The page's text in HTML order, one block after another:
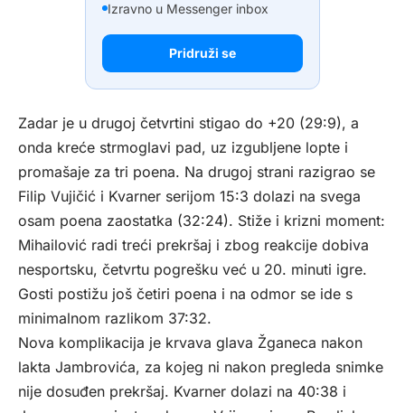
Izravno u Messenger inbox
Pridruži se
Zadar je u drugoj četvrtini stigao do +20 (29:9), a
onda kreće strmoglavi pad, uz izgubljene lopte i
promašaje za tri poena. Na drugoj strani razigrao se
Filip Vujičić i Kvarner serijom 15:3 dolazi na svega
osam poena zaostatka (32:24). Stiže i krizni moment:
Mihailović radi treći prekršaj i zbog reakcije dobiva
nesportsku, četvrtu pogrešku već u 20. minuti igre.
Gosti postižu još četiri poena i na odmor se ide s
minimalnom razlikom 37:32.
Nova komplikacija je krvava glava Žganeca nakon
lakta Jambrovića, za kojeg ni nakon pregleda snimke
nije dosuđen prekršaj. Kvarner dolazi na 40:38 i